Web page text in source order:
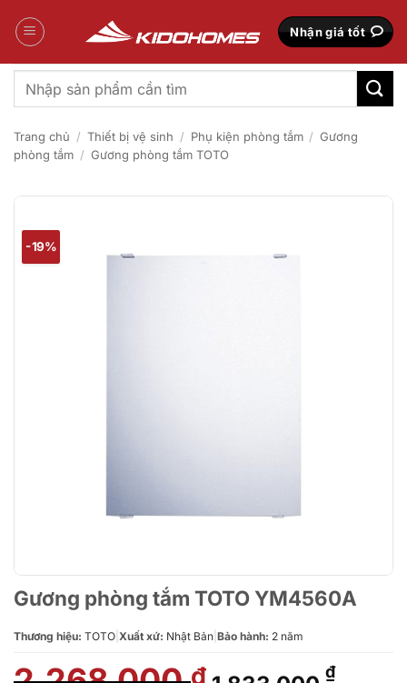
qua
Nhận giá tốt
Tìm
kiếm:
Trang chủ / Thiết bị vệ sinh / Phụ kiện phòng tắm / Gương
phòng tắm / Gương phòng tắm TOTO
-19%
Gương phòng tắm TOTO YM4560A
Thương hiệu: TOTO Xuất xứ: Nhật Bản Bảo hành: 2 năm
₫ Giá
₫Giá